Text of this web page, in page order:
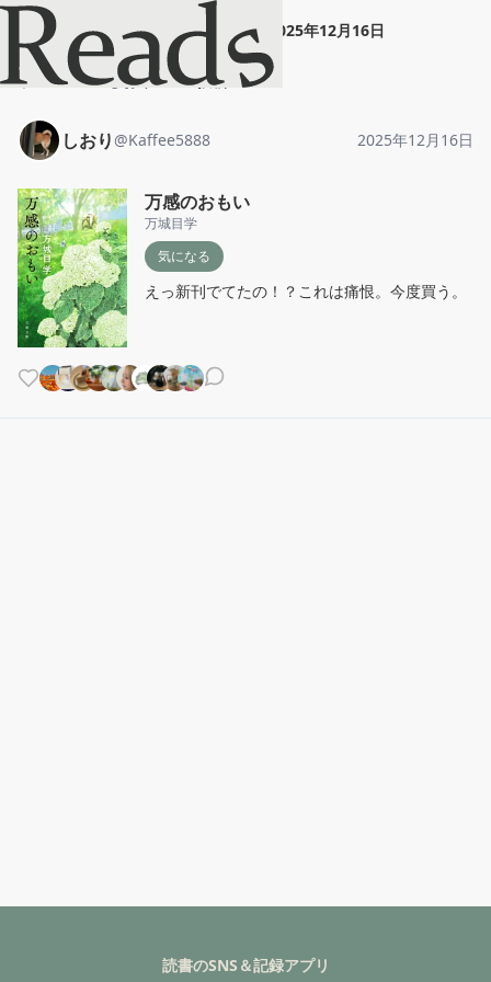
しおり" 万感のおもい" 2025年12月16日
ホーム しおり 投稿
しおり @Kaffee5888 2025年12月16日
万感のおもい
万城目学
気になる
えっ新刊でてたの！？これは痛恨。今度買う。
読書のSNS＆記録アプリ